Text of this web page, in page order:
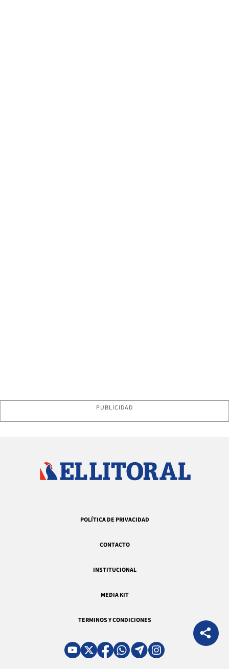
PUBLICIDAD
POLÍTICA DE PRIVACIDAD
CONTACTO
INSTITUCIONAL
MEDIA KIT
TERMINOS Y CONDICIONES